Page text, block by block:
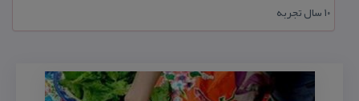
۱۰ سال تجربه